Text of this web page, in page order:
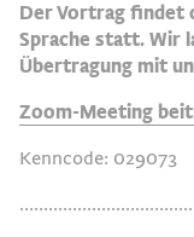
Der Vortrag findet
Sprache statt. Wir
Übertragung mit
Zoom-Meeting
Kenncode: 029073